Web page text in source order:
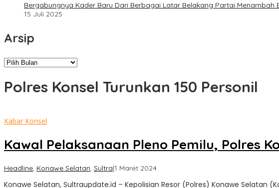
Bergabungnya Kader Baru Dari Berbagai Latar Belakang Partai Menambah
15 Juli 2025
Arsip
Arsip
Polres Konsel Turunkan 150 Personil
Kabar Konsel
Kawal Pelaksanaan Pleno Pemilu, Polres
Headline, Konawe Selatan, Sultra|1 Maret 2024oleh
Update
Konawe Selatan, Sultraupdate.id – Kepolisian Resor (Polres) Konawe Selatan